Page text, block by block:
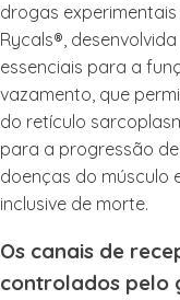
drogas experimentais
Rycals®,
essenciais para a
vazamento, que
do retículo
para a progressão
doenças do músculo
inclusive de morte.
Os canais de
controlados pelo